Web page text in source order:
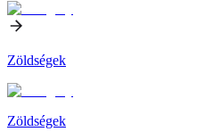
Zöldségek
Zöldségek